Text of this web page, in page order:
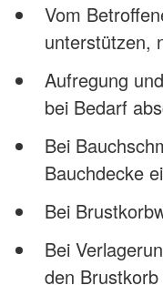
Vom
unterstützen,
Aufregung
bei Bedarf
Bei
Bauchdecke
Bei
Bei
den